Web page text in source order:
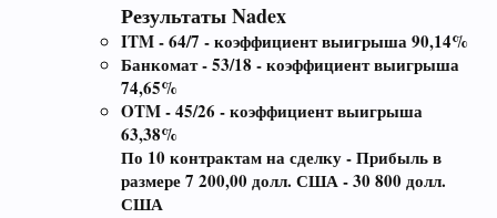
Результаты Nadex
ITM - 64/7 - коэффициент выигрыша 90,14%
Банкомат - 53/18 - коэффициент выигрыша
74,65%
OTM - 45/26 - коэффициент выигрыша
63,38%
По 10 контрактам на сделку - Прибыль в
размере 7 200,00 долл. США - 30 800 долл.
США